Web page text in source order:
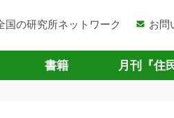
国の研究所ネットワーク お問
書籍 月刊『住